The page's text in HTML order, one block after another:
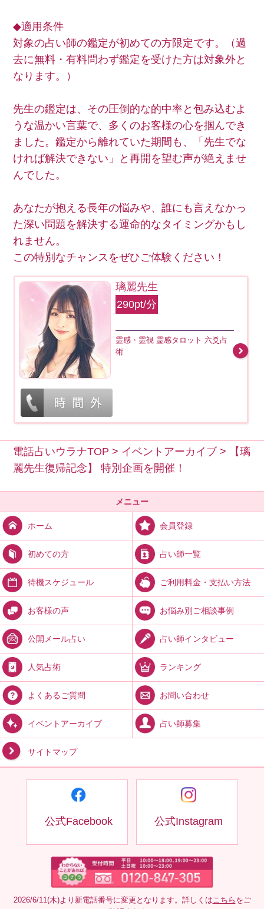
◆適用条件
対象の占い師の鑑定が初めての方限定です。（過
去に無料・有料問わず鑑定を受けた方は対象外と
なります。）
先生の鑑定は、その圧倒的な的中率と包み込むよ
うな温かい言葉で、多くのお客様の心を掴んでき
ました。鑑定から離れていた期間も、「先生でな
ければ解決できない」と再開を望む声が絶えませ
んでした。
あなたが抱える長年の悩みや、誰にも言えなかっ
た深い問題を解決する運命的なタイミングかもし
れません。
この特別なチャンスをぜひご体験ください！
璃麗先生
290pt/分
霊感・霊視 霊感タロット 六爻占
術
電話占いウラナTOP > イベントアーカイブ >
【璃
麗先生復帰記念】 特別企画を開催！
メニュー
ホーム 会員登録
初めての方 占い師一覧
待機スケジュール ご利用料金・支払い方法
お客様の声 お悩み別ご相談事例
公開メール占い 占い師インタビュー
人気占術 ランキング
よくあるご質問 お問い合わせ
イベントアーカイブ 占い師募集
サイトマップ
公式Facebook 公式Instagram
2026/6/11(木)より新電話番号に変更となります。詳しくはこちら をご